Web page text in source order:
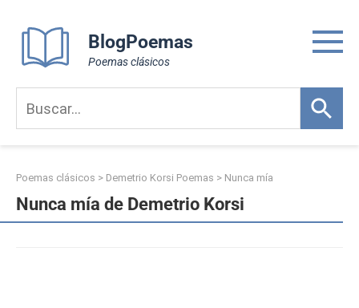
content
BlogPoemas
Poemas clásicos
Poemas clásicos > Demetrio Korsi Poemas > Nunca mía
Nunca mía de Demetrio Korsi